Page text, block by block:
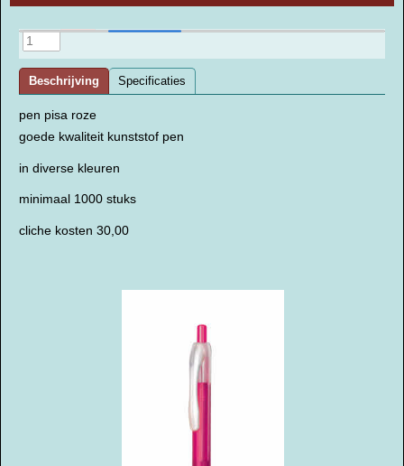
Beschrijving Specificaties
pen pisa roze
goede kwaliteit kunststof pen
in diverse kleuren
minimaal 1000 stuks
cliche kosten 30,00